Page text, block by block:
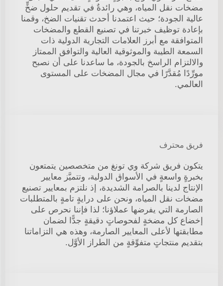
مضخات نقل المياه، وهي رائدةٌ في تقديم حلول ضخٍّ
عالية الجودة؛ حيث اعتمدنا أحدث تقنيات الضخ، وقمنا
بإعادة توظيف خبرتنا في تصنيع القطع والمضخات
المتوافقة مع أبرز العلامات التجارية الدولية ذات
السمعة الطيبة والموثوقية العالية والتوافق الممتاز
والالتزام الراسخ بالجودة، ما ساعدنا على أن نصبح
مورِّدًا مُقدَّرًا في مجال المضخات على المستوى
العالمي.
فريق محترف
يتكون فريق شركة وي تونغ من متخصصين يتمتعون
بخبرةٍ واسعةٍ في الأسواق الدولية، وتتميَّز معايير
الإنتاج لدينا بالصرامة الشديدة، إذ نلتزم بمعايير تصنيع
مضخات نقل المياه، ونحن على درايةٍ تامةٍ بالمتطلبات
الصارمة التي يفرضها عملاؤنا؛ لذا فإننا نحرص على
إخضاع كل مضخةٍ لفحوصاتٍ دقيقةٍ جدًّا لضمان
مطابقتها لأعلى المعايير الصارمة، وهذه هي التزاماتنا
بتقديم منتجاتٍ متفوِّقةٍ من الطراز الأوَّل.